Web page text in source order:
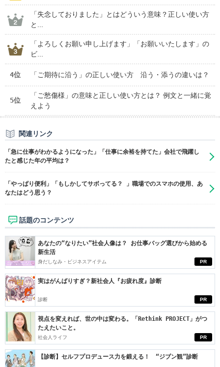
「失念しておりました」とはどういう意味？正しい使い方
と...
「よろしくお願い申し上げます」「お願いいたします」の
ビ...
4位 「ご期待に沿う」の正しい使い方 沿う・添うの違いは？
5位
「ご愁傷様」の意味と正しい使い方とは？ 例文と一緒に覚
えよう
関連リンク
「急に仕事がわかるようになった」「仕事に余裕を持てた」会社で飛躍し
たと感じた年の平均は？
「やっぱり便利」「もしかしてサボってる？ 」職場でのスマホの使用、あ
なたはどう思う？
話題のコンテンツ
PR
あなたの“なりたい”社会人像は？ お仕事バッグ選びから始める
新生活
身だしなみ・ビジネスアイテム
PR
実はがんばりすぎ？新社会人『お疲れ度』診断
診断
PR
視点を変えれば、世の中は変わる。「Rethink PROJECT」がつ
たえたいこと。
社会人ライフ
【診断】セルフプロデュース力を鍛える！ “ジブン観”診断